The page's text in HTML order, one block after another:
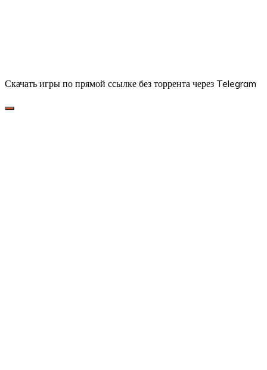
Скачать игры по прямой ссылке без торрента через Telegram